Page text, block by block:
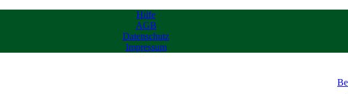
Hilfe
AGB
Datenschutz
Impressum